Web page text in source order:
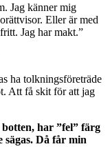
Jag känner mig
Eller är med
Jag har makt.”
ha tolkningsföreträde
Att få skit för att jag
har ”fel” färg
sägas. Då får min